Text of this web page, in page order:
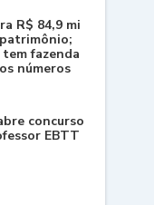
R$ 84,9 mi
fazenda
números
concurso
EBTT